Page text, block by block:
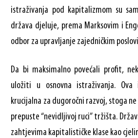
istraživanja pod kapitalizmom su
država djeluje, prema Marksovim i
odbor za upravljanje zajedničkim
Da bi maksimalno povećali profit,
uložiti u osnovna istraživanja. Ova
krucijalna za dugoročni razvoj, stoga
prepuste “nevidljivoj ruci” tržišta.
zahtjevima kapitalističke klase kao